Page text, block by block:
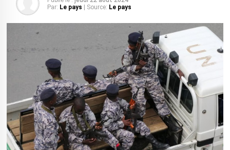
Par: Le pays | Source: Le pays